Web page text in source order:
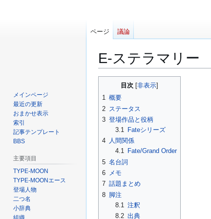
E-ステラマリー
ー
シ
移
動
目次
1 概要
2 ステータス
3 登場作品と役柄
3.1
Fateシリーズ
4 人間関係
4.1
Fate/Grand Order
5 名台詞
6 メモ
7 話題まとめ
8 脚注
8.1 注釈
8.2 出典
ページ 議論
メインページ
最近の更新
おまかせ表示
索引
記事テンプレート
BBS
主要項目
TYPE-MOON
TYPE-MOONエース
登場人物
二つ名
小辞典
組織